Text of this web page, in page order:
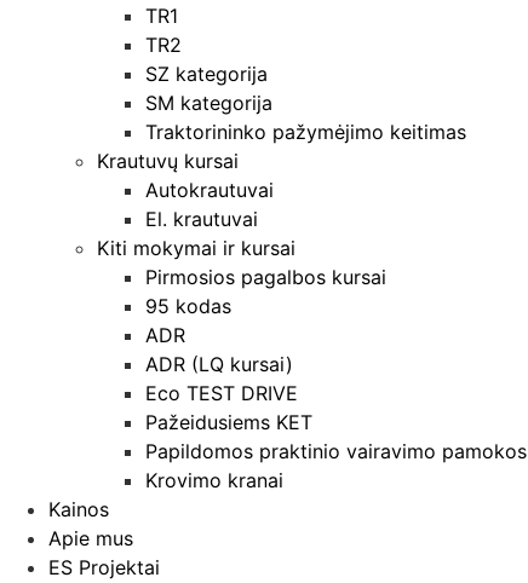
TR1
TR2
SZ kategorija
SM kategorija
Traktorininko pažymėjimo keitimas
Krautuvų kursai
Autokrautuvai
El. krautuvai
Kiti mokymai ir kursai
Pirmosios pagalbos kursai
95 kodas
ADR
ADR (LQ kursai)
Eco TEST DRIVE
Pažeidusiems KET
Papildomos praktinio vairavimo pamokos
Krovimo kranai
Kainos
Apie mus
ES Projektai